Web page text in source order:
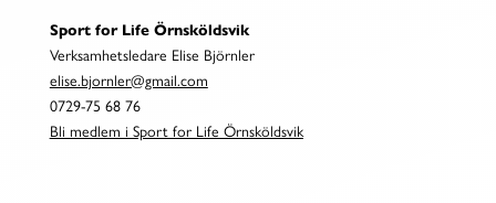
Sport for Life Örnsköldsvik
Verksamhetsledare Elise Björnler
elise.bjornler@gmail.com
0729-75 68 76
Bli medlem i Sport for Life Örnsköldsvik